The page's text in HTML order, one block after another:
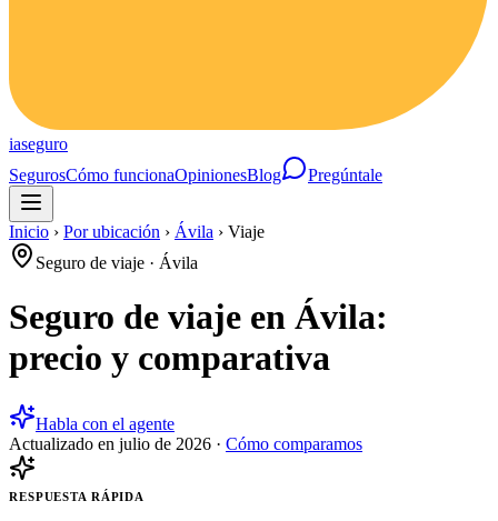
iaseguro
SegurosCómo funcionaOpinionesBlog Pregúntale
Inicio › Por ubicación › Ávila › Viaje
Seguro de viaje · Ávila
Seguro de viaje en Ávila:
precio y comparativa
Habla con el agente
Actualizado en julio de 2026 · Cómo comparamos
RESPUESTA RÁPIDA